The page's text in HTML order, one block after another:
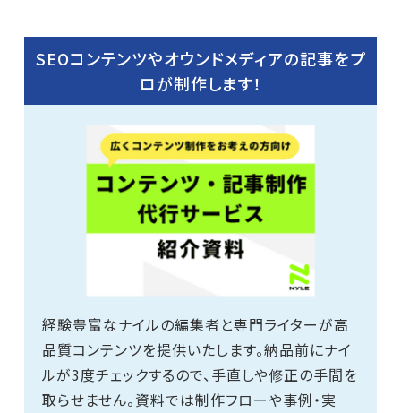
SEOコンテンツやオウンドメディアの記事をプ
ロが制作します！
経験豊富なナイルの編集者と専門ライターが高
品質コンテンツを提供いたします。納品前にナイ
ルが3度チェックするので、手直しや修正の手間を
取らせません。資料では制作フローや事例・実